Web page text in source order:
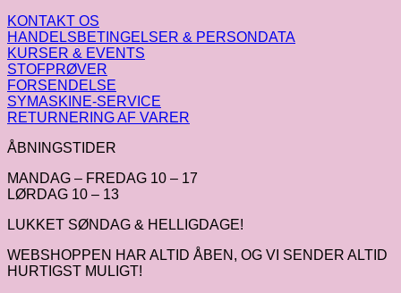
KONTAKT OS
HANDELSBETINGELSER & PERSONDATA
KURSER & EVENTS
STOFPRØVER
FORSENDELSE
SYMASKINE-SERVICE
RETURNERING AF VARER
ÅBNINGSTIDER
MANDAG – FREDAG 10 – 17
LØRDAG 10 – 13
LUKKET SØNDAG & HELLIGDAGE!
WEBSHOPPEN HAR ALTID ÅBEN, OG VI SENDER ALTID
HURTIGST MULIGT!